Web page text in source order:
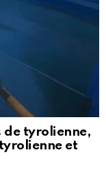
de tyrolienne,
et